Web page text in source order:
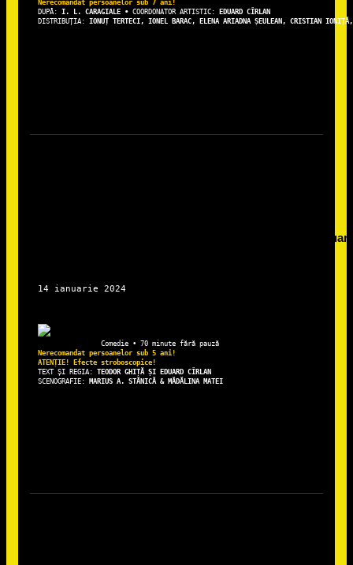
DUPĂ: I. L. CARAGIALE • COORDONATOR ARTISTIC:
EDUARD CÎRLAN
DISTRIBUȚIA: IONUȚ TERTECI, IONEL BARAC, ELENA ARIADNA ȘEULEAN, CRISTIAN
Nerecomandat persoanelor sub 5 ani!
TEXT ȘI REGIA: TEODOR GHIȚĂ ȘI EDUARD CÎRLAN
SCENOGRAFIE: MARIUS A. STĂNICĂ & MĂDĂLINA MATEI